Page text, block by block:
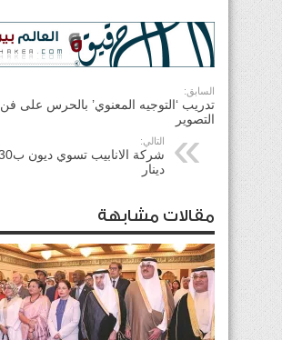
السابق:
تدريب ‘التوجيه المعنوي’ بالحرس على فن
التصوير
التالي:
دينار
مقالات مشابهة